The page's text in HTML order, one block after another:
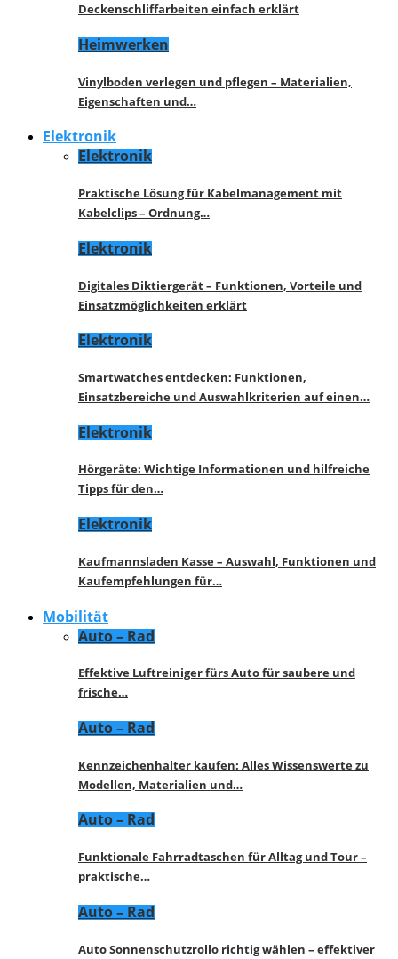
Deckenschliffarbeiten einfach erklärt
Heimwerken
Vinylboden verlegen und pflegen – Materialien,
Eigenschaften und…
Elektronik
Elektronik
Praktische Lösung für Kabelmanagement mit
Kabelclips – Ordnung…
Elektronik
Digitales Diktiergerät – Funktionen, Vorteile und
Einsatzmöglichkeiten erklärt
Elektronik
Smartwatches entdecken: Funktionen,
Einsatzbereiche und Auswahlkriterien auf einen…
Elektronik
Hörgeräte: Wichtige Informationen und hilfreiche
Tipps für den…
Elektronik
Kaufmannsladen Kasse – Auswahl, Funktionen und
Kaufempfehlungen für…
Mobilität
Auto – Rad
Effektive Luftreiniger fürs Auto für saubere und
frische…
Auto – Rad
Kennzeichenhalter kaufen: Alles Wissenswerte zu
Modellen, Materialien und…
Auto – Rad
Funktionale Fahrradtaschen für Alltag und Tour –
praktische…
Auto – Rad
Auto Sonnenschutzrollo richtig wählen – effektiver